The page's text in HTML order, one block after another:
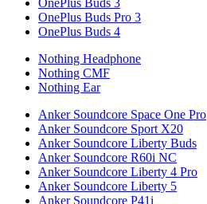
OnePlus Buds 3
OnePlus Buds Pro 3
OnePlus Buds 4
Nothing Headphone
Nothing CMF
Nothing Ear
Anker Soundcore Space One Pro
Anker Soundcore Sport X20
Anker Soundcore Liberty Buds
Anker Soundcore R60i NC
Anker Soundcore Liberty 4 Pro
Anker Soundcore Liberty 5
Anker Soundcore P41i